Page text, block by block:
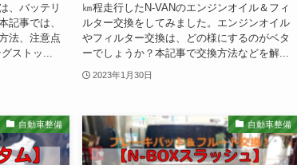
、バッテリ
記事では、
法、注意点
ストッ...
㎞程走行したN-VANのエンジンオイル＆フィ
ルター交換をしてみました。エンジンオイル
やフィルター交換は、どの様にするのがベタ
ーでしょうか？本記事で交換方法などを解...
2023年1月30日
自動車整備 自動車整備